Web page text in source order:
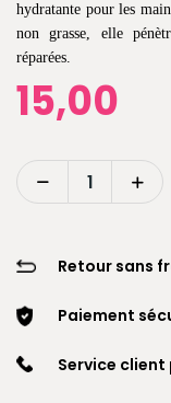
hydratante pour les
non grasse, elle
réparées.
15,00
Retour sans
Paiement
Service client